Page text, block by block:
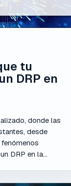
tu
DRP en
donde las
desde
DRP en la...